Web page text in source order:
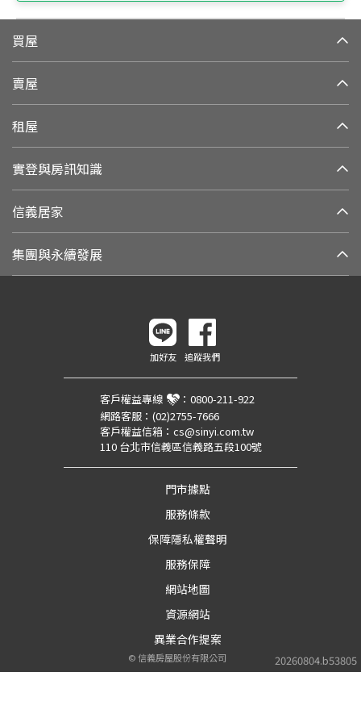
買屋
賣屋
租屋
實登與房訊知識
信義居家
集團與永續發展
20260804.b53805
加好友 追蹤我們
客戶權益專線 ： 0800-211-922
網路客服： (02)2755-7666
客戶權益信箱： cs@sinyi.com.tw
110 台北市信義區信義路五段100號
門市據點
服務條款
保障隱私權聲明
服務保障
網站地圖
資源網站
異業合作提案
©信義房屋股份有限公司